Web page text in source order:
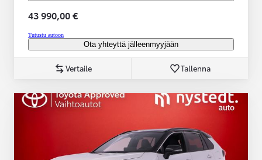
43 990,00 €
Tutustu autoon
Ota yhteyttä jälleenmyyjään
Vertaile Tallenna